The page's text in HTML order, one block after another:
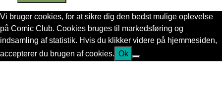
Vi bruger cookies, for at sikre dig den bedst mulige oplevelse
på Comic Club. Cookies bruges til markedsføring og
indsamling af statistik. Hvis du klikker videre på hjemmesiden,
accepterer du brugen af cookies. Ok